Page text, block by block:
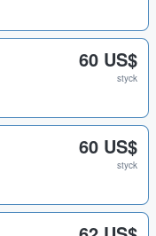
60 US$
styck
60 US$
styck